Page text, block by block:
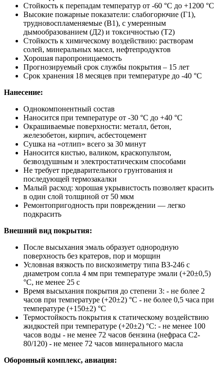
Стойкость к перепадам температур от -60 °С до +1200 °С
Высокие пожарные показатели: слабогорючие (Г1),
трудновоспламеняемые (В1), с умеренным
дымообразованием (Д2) и токсичностью (Т2)
Стойкость к химическому воздействию: растворам
солей, минеральных масел, нефтепродуктов
Хорошая паропроницаемость
Прогнозируемый срок службы покрытия – 15 лет
Срок хранения 18 месяцев при температуре до -40 °С
Нанесение:
Однокомпонентный состав
Наносится при температуре от -30 °С до +40 °С
Окрашиваемые поверхности: металл, бетон,
железобетон, кирпич, асбестоцемент
Сушка на «отлип» всего за 30 минут
Наносится кистью, валиком, краскопультом,
безвоздушным и электростатическим способами
Не требует предварительного грунтования и
последующей термозакалки
Малый расход: хорошая укрывистость позволяет красить
в один слой толщиной от 50 мкм
Ремонтопригодность при повреждении — легко
подкрасить
Внешний вид покрытия:
После высыхания эмаль образует однородную
поверхность без кратеров, пор и морщин
Условная вязкость по вискозиметру типа ВЗ-246 с
диаметром сопла 4 мм при температуре эмали (+20±0,5)
°С, не менее 25 с
Время высыхания покрытия до степени 3: - не более 2
часов при температуре (+20±2) °С - не более 0,5 часа при
температуре (+150±2) °С
Термостойкость покрытия к статическому воздействию
жидкостей при температуре (+20±2) °С: - не менее 100
часов воды - не менее 72 часов бензина (нефраса С2-
80/120) - не менее 72 часов минерального масла
Оборонный комплекс, авиация: